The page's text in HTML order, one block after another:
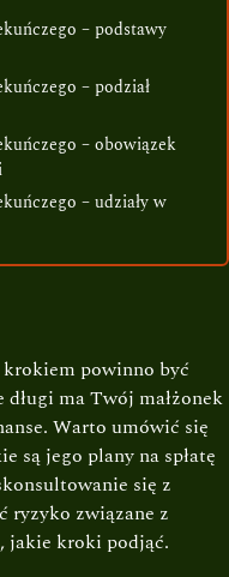
– podstawy
– podział
– obowiązek
– udziały w
powinno być
ma Twój małżonek
Warto umówić się
są jego plany na spłatę
się z
ryzyko związane z
jakie kroki podjąć.